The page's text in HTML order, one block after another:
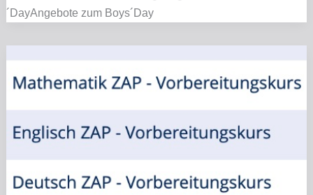
´DayAngebote zum Boys´Day